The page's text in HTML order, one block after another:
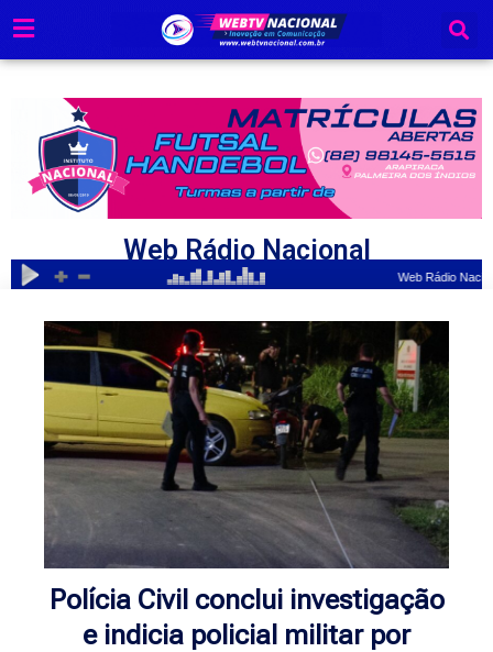
para
o
Web Rádio Nacional
Polícia Civil conclui investigação
e indicia policial militar por